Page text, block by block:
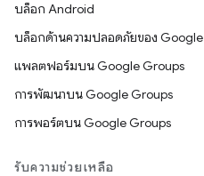
บล็อก Android
บล็อกด้านความปลอดภัยของ Google
แพลตฟอร์มบน Google Groups
การพัฒนาบน Google Groups
การพอร์ตบน Google Groups
รับความช่วยเหลือ